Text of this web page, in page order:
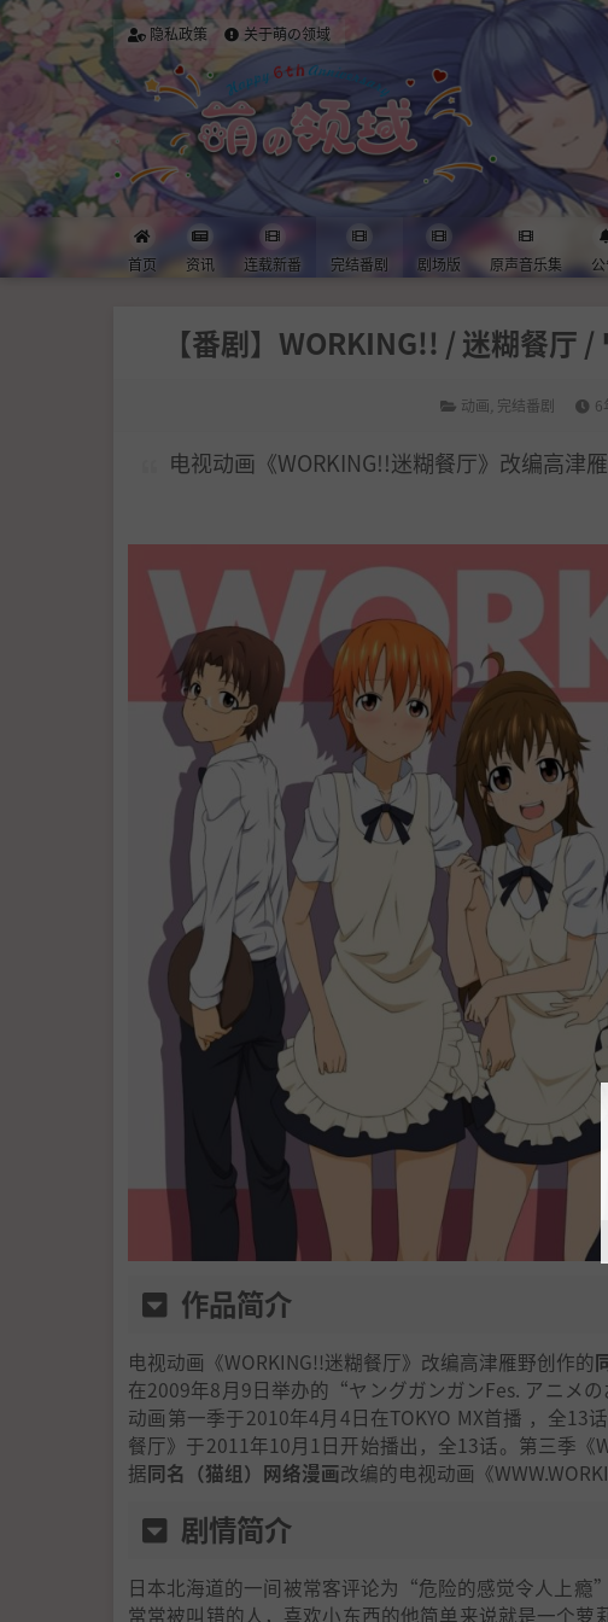
隐私政策 关于萌の领域
首页 资讯 连载新番 完结番剧 剧场版 原声音乐集
【番剧】WORKING!! / 迷糊餐
动画 完结番剧 6
电视动画《WORKING!!迷糊餐厅》改编高津
作品简介
电视动画《WORKING!!迷糊餐厅》改编高津雁野创作的
在2009年8月9日举办的“ヤングガンガンFes. アニメ
动画第一季于2010年4月4日在TOKYO MX首播 ，全13
餐厅》于2011年10月1日开始播出，全13话。第三季
据同名（猫组）网络漫画改编的电视动画《
剧情简介
日本北海道的一间被常客评论为“危险的感觉令人上
常常被叫错的人，喜欢小东西的他简单来说就是一个